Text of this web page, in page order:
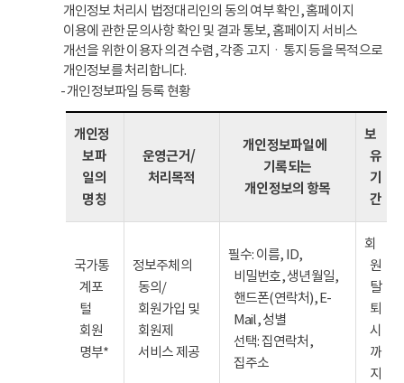
개인정보 처리시 법정대리인의 동의 여부 확인, 홈페이지
이용에 관한 문의사항 확인 및 결과 통보, 홈페이지 서비스
개선을 위한 이용자 의견 수렴, 각종 고지ㆍ통지 등을 목적으로
개인정보를 처리합니다.
- 개인정보파일 등록 현황
개인정
보파
일의
명칭
운영근거/
처리목적
개인정보파일에
기록되는
개인정보의 항목
보
유
기
간
국가통
계포
털
회원
명부*
정보주체의
동의/
회원가입 및
회원제
서비스 제공
필수: 이름, ID,
비밀번호, 생년월일,
핸드폰(연락처), E-
Mail, 성별
선택: 집연락처,
집주소
회
원
탈
퇴
시
까
지